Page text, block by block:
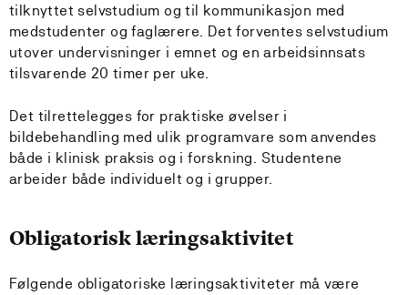
tilknyttet selvstudium og til kommunikasjon med
medstudenter og faglærere. Det forventes selvstudium
utover undervisninger i emnet og en arbeidsinnsats
tilsvarende 20 timer per uke.
Det tilrettelegges for praktiske øvelser i
bildebehandling med ulik programvare som anvendes
både i klinisk praksis og i forskning. Studentene
arbeider både individuelt og i grupper.
Obligatorisk læringsaktivitet
Følgende obligatoriske læringsaktiviteter må være